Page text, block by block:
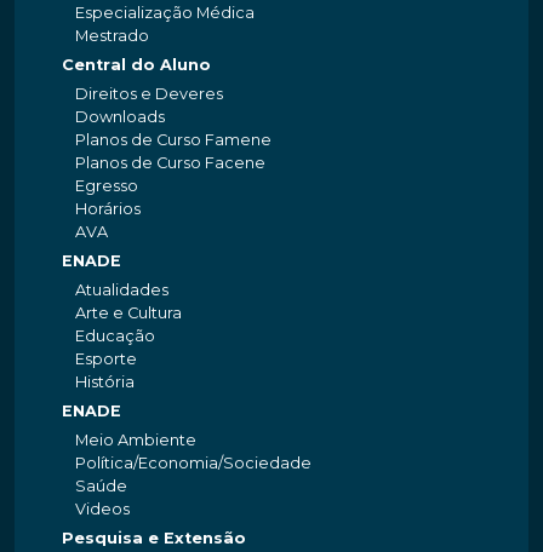
Especialização Médica
Mestrado
Central do Aluno
Direitos e Deveres
Downloads
Planos de Curso Famene
Planos de Curso Facene
Egresso
Horários
AVA
ENADE
Atualidades
Arte e Cultura
Educação
Esporte
História
ENADE
Meio Ambiente
Política/Economia/Sociedade
Saúde
Videos
Pesquisa e Extensão